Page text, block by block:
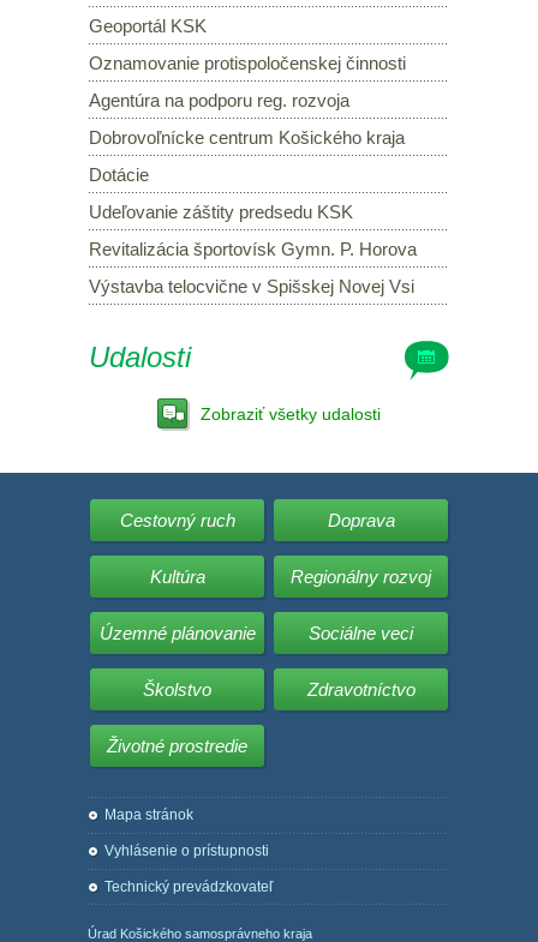
Geoportál KSK
Oznamovanie protispoločenskej činnosti
Agentúra na podporu reg. rozvoja
Dobrovoľnícke centrum Košického kraja
Dotácie
Udeľovanie záštity predsedu KSK
Revitalizácia športovísk Gymn. P. Horova
Výstavba telocvične v Spišskej Novej Vsi
Udalosti
Zobraziť všetky udalosti
Cestovný ruch Doprava
Kultúra Regionálny rozvoj
Územné plánovanie Sociálne veci
Školstvo Zdravotníctvo
Životné prostredie
Mapa stránok
Vyhlásenie o prístupnosti
Technický prevádzkovateľ
Úrad Košického samosprávneho kraja